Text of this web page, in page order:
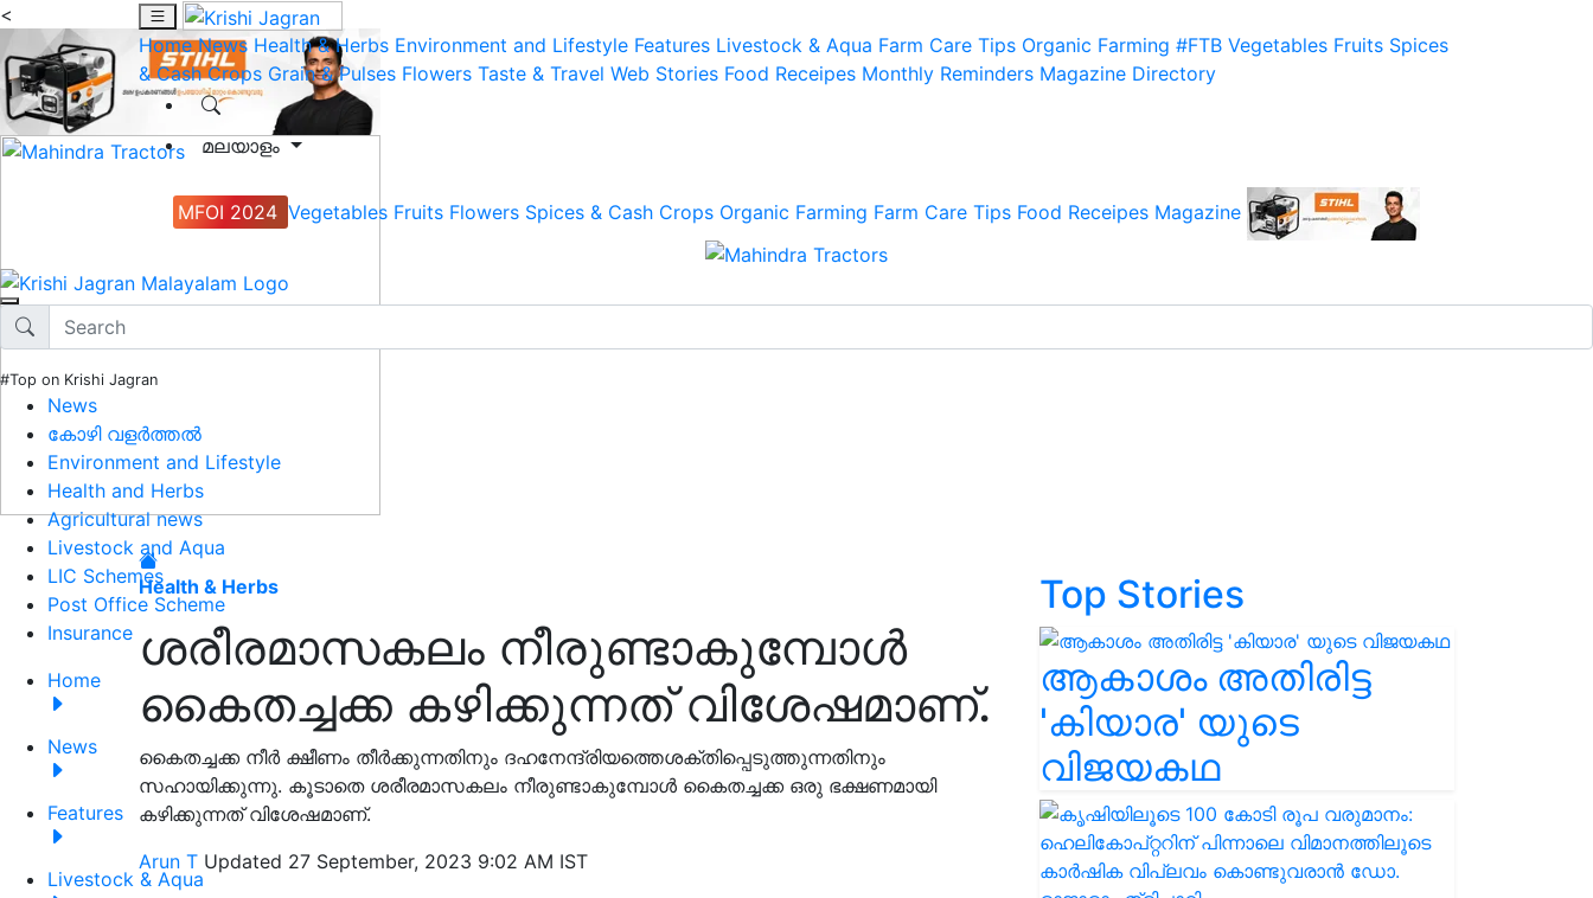
<
Home News Health & Herbs Environment and Lifestyle Features Livestock & Aqua Farm Care Tips Organic Farming #FTB Vegetables Fruits Spices
& Cash Crops Grain & Pulses Flowers Taste & Travel Web Stories Food Receipes Monthly Reminders Magazine Directory
മലയാളം
MFOI 2024 Vegetables Fruits Flowers Spices & Cash Crops Organic Farming Farm Care Tips Food Receipes Magazine
#Top on Krishi Jagran
News
കോഴി വളർത്തൽ
Environment and Lifestyle
Health and Herbs
Agricultural news
Livestock and Aqua
LIC Schemes
Post Office Scheme
Insurance
Home
News
Features
Livestock & Aqua
Health & Herbs
ശരീരമാസകലം നീരുണ്ടാകുമ്പോൾ
കൈതച്ചക്ക കഴിക്കുന്നത് വിശേഷമാണ്.
കൈതച്ചക്ക നീർ ക്ഷീണം തീർക്കുന്നതിനും ദഹനേന്ദ്രിയത്തെശക്തിപ്പെടുത്തുന്നതിനും
സഹായിക്കുന്നു. കൂടാതെ ശരീരമാസകലം നീരുണ്ടാകുമ്പോൾ കൈതച്ചക്ക ഒരു ഭക്ഷണമായി
കഴിക്കുന്നത് വിശേഷമാണ്.
Arun T Updated 27 September, 2023 9:02 AM IST
Top Stories
ആകാശം അതിരിട്ട
'കിയാര' യുടെ
വിജയകഥ